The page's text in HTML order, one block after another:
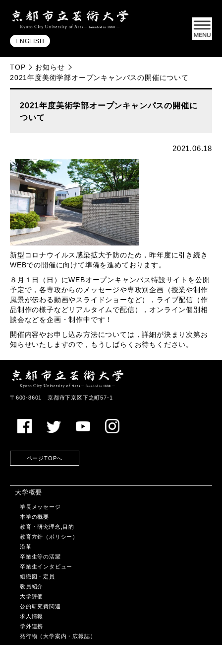
ENGLISH
TOP
お知らせ
2021年度美術学部オープンキャンパスの開催について
2021年度美術学部オープンキャンパスの開催に
ついて
2021.06.18
新型コロナウイルス感染拡大予防のため，昨年度に引き続き
WEBでの開催に向けて準備を進めております。
８月１日（日）にWEBオープンキャンパス特設サイトを公開
予定で，各専攻からのメッセージや専攻別企画（授業や制作
風景が伝わる動画やスライドショーなど），ライブ配信（作
品制作の様子などリアルタイムで配信），オンライン個別相
談会などを企画・制作中です！
開催内容やお申し込み方法については，詳細が決まり次第お
知らせいたしますので，もうしばらくお待ちください。
〒600-8601 京都市下京区下之町57-1
ページTOPへ
大学概要
学長メッセージ
本学の概要
教育・研究理念,目的
教育方針（ポリシー）
沿革
卒業生等の活躍
卒業生インタビュー
組織図・定員
教員紹介
大学評価
公的研究費関連
求人情報
学外連携
発行物（大学案内・広報誌）